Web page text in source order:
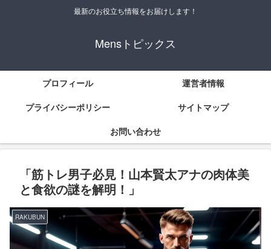
最新のお役立ち情報をお届けします！
Mensトピックス
プロフィール
運営者情報
プライバシーポリシー
サイトマップ
お問い合わせ
「筋トレ男子必見！山本賢太アナの肉体美
と食欲の謎を解明！」
RAKUBUN